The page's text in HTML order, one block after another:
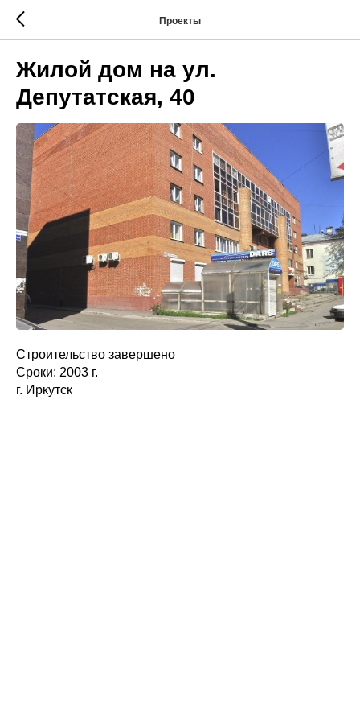
Проекты
Жилой дом на ул.
Депутатская, 40
Строительство завершено
Сроки: 2003 г.
г. Иркутск